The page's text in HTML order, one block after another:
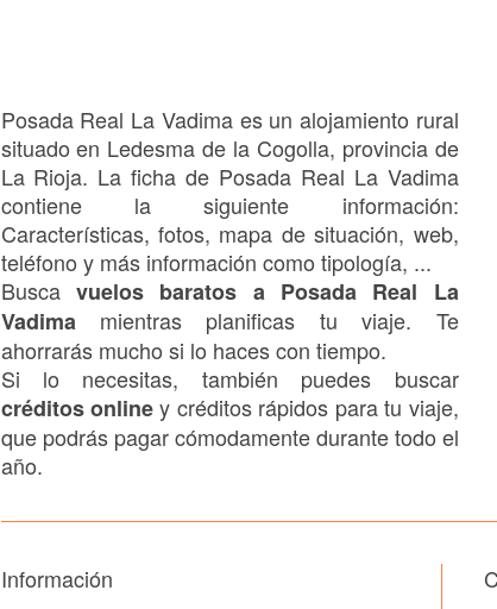
Posada Real La Vadima es un alojamiento rural
situado en Ledesma de la Cogolla, provincia de
La Rioja. La ficha de Posada Real La Vadima
contiene la siguiente información:
Características, fotos, mapa de situación, web,
teléfono y más información como tipología, ...
Busca vuelos baratos a Posada Real La
Vadima mientras planificas tu viaje. Te
ahorrarás mucho si lo haces con tiempo.
Si lo necesitas, también puedes buscar
créditos onliney créditos rápidos para tu viaje,
que podrás pagar cómodamente durante todo el
año.
Información